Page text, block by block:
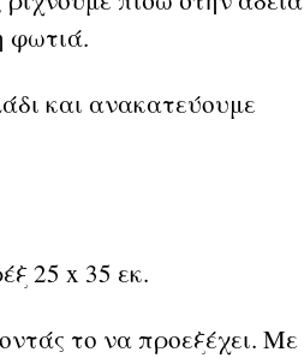
φωτιά.
και ανακατεύουμε
25 x 35 εκ.
το να προεξέχει. Με